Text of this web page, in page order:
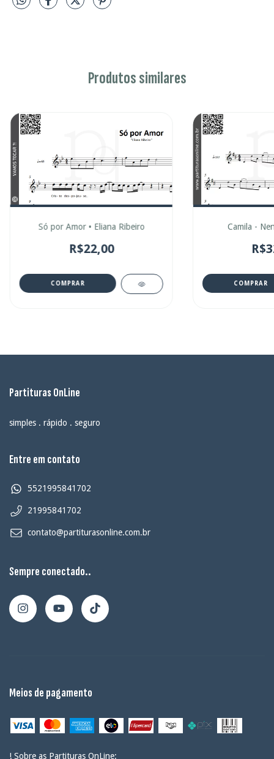
Produtos similares
Só por Amor • Eliana Ribeiro
R$22,00
COMPRAR
Camila -
COMPRAR
Partituras OnLine
simples . rápido . seguro
Entre em contato
5521995841702
21995841702
contato@partiturasonline.com.br
Sempre conectado..
Meios de pagamento
! Sobre as Partituras OnLine: